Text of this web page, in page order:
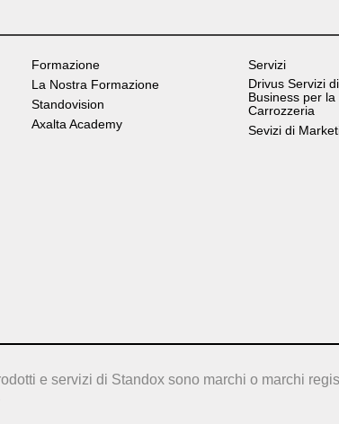
Formazione
La Nostra Formazione
Standovision
Axalta Academy
Servizi
Drivus Servizi di
Business per la
Carrozzeria
Sevizi di
e servizi di Standox sono marchi o marchi